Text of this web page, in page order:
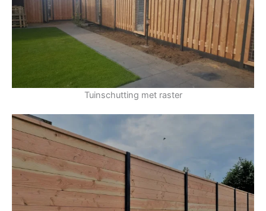
Tuinschutting met raster